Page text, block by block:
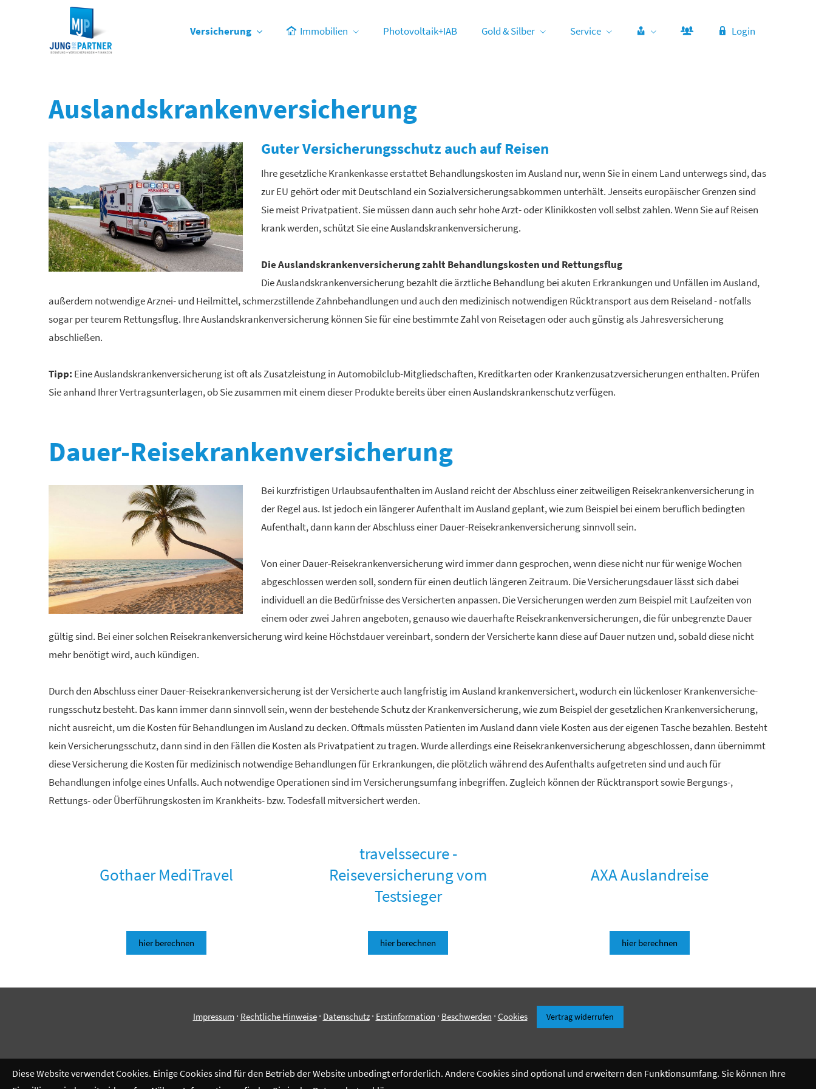
Versicherung Immobilien Photovoltaik+IAB Gold & Silber Service Login
Auslandskrankenversicherung
Guter Versicherungsschutz auch auf Reisen
Ihre gesetzliche Krankenkasse erstattet Behandlungskosten im Ausland nur, wenn Sie in einem Land unterwegs sind, das
zur EU gehört oder mit Deutschland ein Sozialversicherungsabkommen unterhält. Jenseits europäischer Grenzen sind
Sie meist Privatpatient. Sie müssen dann auch sehr hohe Arzt- oder Klinikkosten voll selbst zahlen. Wenn Sie auf Reisen
krank werden, schützt Sie eine Auslandskrankenversicherung.
Die Auslandskrankenversicherung zahlt Behandlungskosten und Rettungsflug
Die Auslandskrankenversicherung bezahlt die ärztliche Behandlung bei akuten Erkrankungen und Unfällen im Ausland,
außerdem notwendige Arznei- und Heilmittel, schmerzstillende Zahnbehandlungen und auch den medizinisch notwendigen Rücktransport aus dem Reiseland - notfalls
sogar per teurem Rettungsflug. Ihre Auslandskrankenversicherung können Sie für eine bestimmte Zahl von Reisetagen oder auch günstig als Jahresversicherung
abschließen.
Tipp: Eine Auslandskrankenversicherung ist oft als Zusatzleistung in Automobilclub-Mitgliedschaften, Kredit­karten oder Kranken­zusatz­ver­si­che­rungen enthalten. Prüfen
Sie anhand Ihrer Vertragsunterlagen, ob Sie zusammen mit einem dieser Produkte bereits über einen Auslandskrankenschutz verfügen.
Dauer-Reise­kranken­ver­si­che­rung
Bei kurzfristigen Urlaubsaufenthalten im Ausland reicht der Abschluss einer zeitweiligen Reise­kranken­ver­si­che­rung in
der Regel aus. Ist jedoch ein längerer Aufenthalt im Ausland geplant, wie zum Beispiel bei einem beruflich bedingten
Aufenthalt, dann kann der Abschluss einer Dauer-Reise­kranken­ver­si­che­rung sinnvoll sein.
Von einer Dauer-Reise­kranken­ver­si­che­rung wird immer dann gesprochen, wenn diese nicht nur für wenige Wochen
abgeschlossen werden soll, sondern für einen deutlich längeren Zeitraum. Die Versicherungsdauer lässt sich dabei
individuell an die Bedürfnisse des Versicherten anpassen. Die Versicherungen werden zum Beispiel mit Laufzeiten von
einem oder zwei Jahren angeboten, genauso wie dauerhafte Reise­kranken­ver­si­che­rungen, die für unbegrenzte Dauer
gültig sind. Bei einer solchen Reise­kranken­ver­si­che­rung wird keine Höchstdauer vereinbart, sondern der Versicherte kann diese auf Dauer nutzen und, sobald diese nicht
mehr benötigt wird, auch kündigen.
Durch den Abschluss einer Dauer-Reise­kranken­ver­si­che­rung ist der Versicherte auch langfristig im Ausland krankenversichert, wodurch ein lückenloser Kranken­ver­si­che­
rungsschutz besteht. Das kann immer dann sinnvoll sein, wenn der bestehende Schutz der Kranken­ver­si­che­rung, wie zum Beispiel der gesetzlichen Kranken­ver­si­che­rung,
nicht ausreicht, um die Kosten für Behandlungen im Ausland zu decken. Oftmals müssten Patienten im Ausland dann viele Kosten aus der eigenen Tasche bezahlen. Besteht
kein Versicherungsschutz, dann sind in den Fällen die Kosten als Privatpatient zu tragen. Wurde allerdings eine Reise­kranken­ver­si­che­rung abgeschlossen, dann übernimmt
diese Versicherung die Kosten für medizinisch notwendige Behandlungen für Erkrankungen, die plötzlich während des Aufenthalts aufgetreten sind und auch für
Behandlungen infolge eines Unfalls. Auch notwendige Operationen sind im Versicherungsumfang inbegriffen. Zugleich können der Rücktransport sowie Bergungs-,
Rettungs- oder Überführungskosten im Krankheits- bzw. Todesfall mitversichert werden.
Gothaer MediTravel
hier berechnen
travelssecure -
Reiseversicherung vom
Testsieger
hier berechnen
AXA Auslandreise
hier berechnen
Impressum· Rechtliche Hinweise· Datenschutz· Erstinformation · Beschwerden · Cookies Vertrag widerrufen
Diese Website verwendet Cookies. Einige Cookies sind für den Betrieb der Website unbedingt erforderlich. Andere Cookies sind optional und erweitern den Funktionsumfang. Sie können Ihre